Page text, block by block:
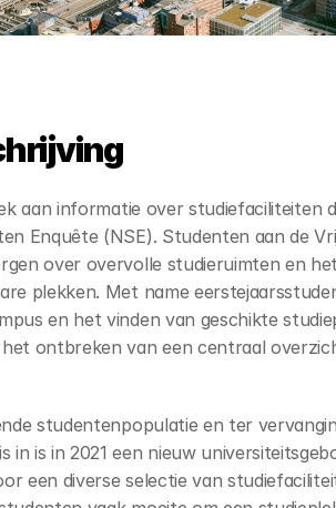
aan informatie over studiefaciliteiten
Enquête (NSE). Studenten aan de
over overvolle studieruimten en
plekken. Met name
en het vinden van geschikte
ontbreken van een centraal
studentenpopulatie en ter
in is in 2021 een nieuw
een diverse selectie van